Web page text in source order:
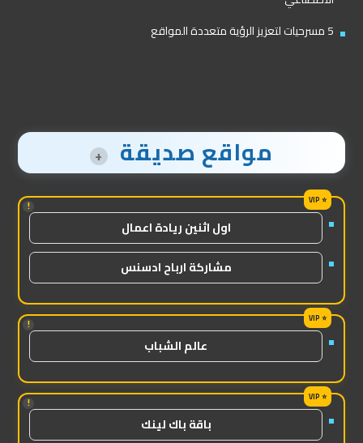
5 مسرحيات لتعزيز الرؤية متعددة المواقع
مواقع صديقة +
!
اول اثنين ريادة اعمال
مشاركة ارباح ادسنس
!
عالم الشباب
!
باقة باك لينك